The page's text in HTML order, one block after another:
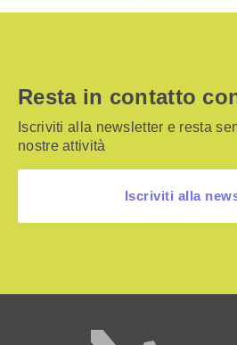
Resta in contatto
Iscriviti alla newsletter e resta
nostre attività
Iscriviti alla